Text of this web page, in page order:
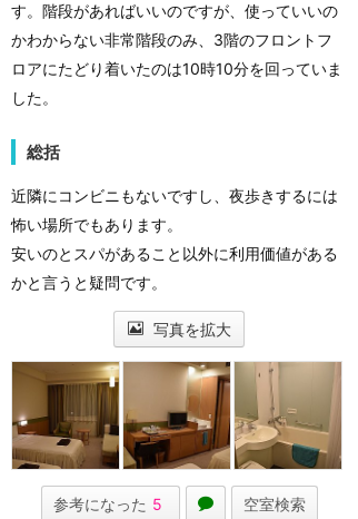
す。階段があればいいのですが、使っていいの
かわからない非常階段のみ、3階のフロントフ
ロアにたどり着いたのは10時10分を回っていま
した。
総括
近隣にコンビニもないですし、夜歩きするには
怖い場所でもあります。
安いのとスパがあること以外に利用価値がある
かと言うと疑問です。
写真を拡大
参考になった 5 空室検索